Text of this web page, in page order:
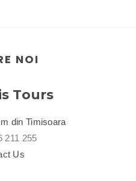
NOI
Tours
din Timisoara
211 255
Us